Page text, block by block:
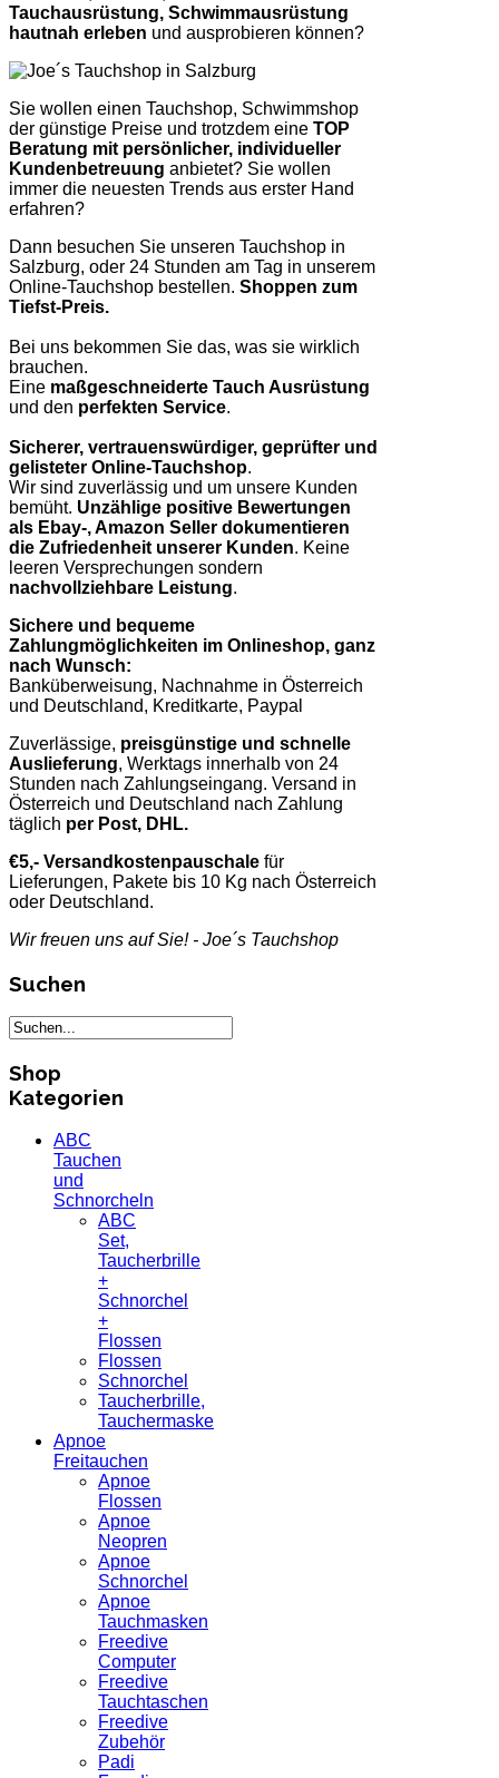
Tauchausrüstung, Schwimmausrüstung
hautnah erleben und ausprobieren können?
Sie wollen einen Tauchshop, Schwimmshop
der günstige Preise und trotzdem eine TOP
Beratung mit persönlicher, individueller
Kundenbetreuung anbietet? Sie wollen
immer die neuesten Trends aus erster Hand
erfahren?
Dann besuchen Sie unseren Tauchshop in
Salzburg, oder 24 Stunden am Tag in unserem
Online-Tauchshop bestellen. Shoppen zum
Tiefst-Preis.
Bei uns bekommen Sie das, was sie wirklich
brauchen.
Eine maßgeschneiderte Tauch Ausrüstung
und den perfekten Service.
Sicherer, vertrauenswürdiger, geprüfter und
gelisteter Online-Tauchshop.
Wir sind zuverlässig und um unsere Kunden
bemüht. Unzählige positive Bewertungen
als Ebay-, Amazon Seller dokumentieren
die Zufriedenheit unserer Kunden. Keine
leeren Versprechungen sondern
nachvollziehbare Leistung.
Sichere und bequeme
Zahlungmöglichkeiten im Onlineshop, ganz
nach Wunsch:
Banküberweisung, Nachnahme in Österreich
und Deutschland, Kreditkarte, Paypal
Zuverlässige, preisgünstige und schnelle
Auslieferung, Werktags innerhalb von 24
Stunden nach Zahlungseingang. Versand in
Österreich und Deutschland nach Zahlung
täglich per Post, DHL.
€5,- Versandkostenpauschale für
Lieferungen, Pakete bis 10 Kg nach Österreich
oder Deutschland.
Wir freuen uns auf Sie! - Joe´s Tauchshop
Suchen
Shop
Kategorien
ABC
Tauchen
und
Schnorcheln
ABC
Set,
Taucherbrille
+
Schnorchel
+
Flossen
Flossen
Schnorchel
Taucherbrille,
Tauchermaske
Apnoe
Freitauchen
Apnoe
Flossen
Apnoe
Neopren
Apnoe
Schnorchel
Apnoe
Tauchmasken
Freedive
Computer
Freedive
Tauchtaschen
Freedive
Zubehör
Padi